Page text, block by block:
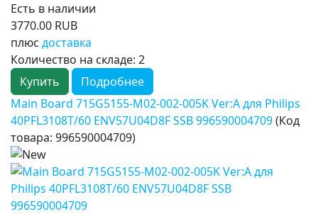
Есть в наличии
3770.00 RUB
плюс доставка
Количество на складе: 2
Купить
Подробнее
Main Board 715G5155-M02-002-005K Ver:A для Philips
40PFL3108T/60 ENV57U04D8F SSB 996590004709(Код
товара: 996590004709)